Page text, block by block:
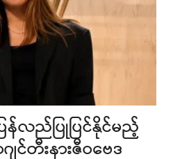
လည်ပြုပြင်နိုင်မည့်
င်တီးနားဇီဝဗေဒ